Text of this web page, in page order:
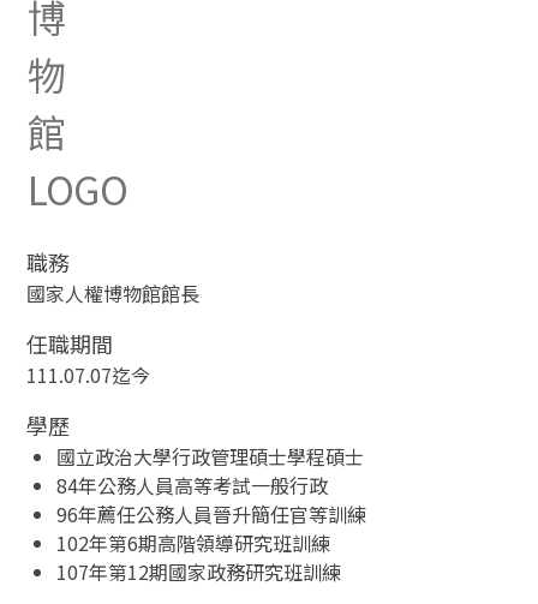
職務
國家人權博物館館長
任職期間
111.07.07迄今
學歷
國立政治大學行政管理碩士學程碩士
84年公務人員高等考試一般行政
96年薦任公務人員晉升簡任官等訓練
102年第6期高階領導研究班訓練
107年第12期國家政務研究班訓練